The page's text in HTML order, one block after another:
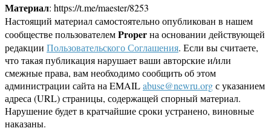
Материал: https://t.me/maester/8253
Настоящий материал самостоятельно опубликован в нашем
сообществе пользователемProperна основании действующей
редакции Пользовательского Соглашения. Если вы считаете,
что такая публикация нарушает ваши авторские и/или
смежные права, вам необходимо сообщить об этом
администрации сайта на EMAILabuse@newru.orgс указанием
адреса (URL) страницы, содержащей спорный материал.
Нарушение будет в кратчайшие сроки устранено, виновные
наказаны.